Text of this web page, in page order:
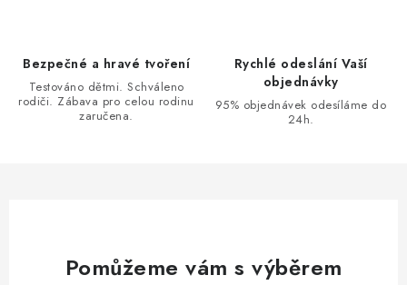
Bezpečné a hravé tvoření
Testováno dětmi. Schváleno
rodiči. Zábava pro celou rodinu
zaručena.
Rychlé odeslání Vaší
objednávky
95% objednávek odesíláme do
24h.
Pomůžeme vám s výběrem